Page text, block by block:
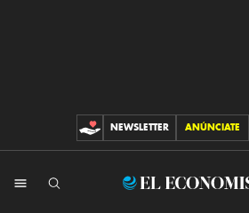
CONTRIBUCIONES
NEWSLETTER ANÚNCIATE
El